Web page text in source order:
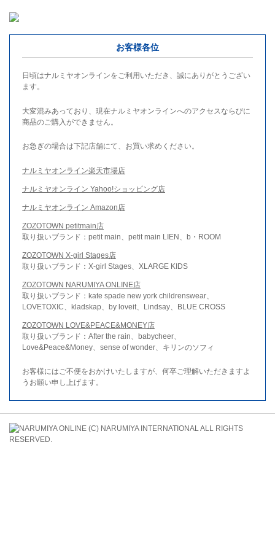
お客様各位
日頃はナルミヤオンラインをご利用いただき、誠にありがとうござい
ます。
大変混みあっており、現在ナルミヤオンラインへのアクセスならびに
商品のご購入ができません。
お急ぎの場合は下記店舗にて、お買い求めください。
ナルミヤオンライン楽天市場店
ナルミヤオンライン Yahoo!ショッピング店
ナルミヤオンライン Amazon店
ZOZOTOWN petitmain店
取り扱いブランド：petit main、petit main LIEN、b・ROOM
ZOZOTOWN X-girl Stages店
取り扱いブランド：X-girl Stages、XLARGE KIDS
ZOZOTOWN NARUMIYA ONLINE店
取り扱いブランド：kate spade new york childrenswear、
LOVETOXIC、kladskap、by loveit、Lindsay、BLUE CROSS
ZOZOTOWN LOVE&PEACE&MONEY店
取り扱いブランド：After the rain、babycheer、
Love&Peace&Money、sense of wonder、キリンのソフィ
お客様にはご不便をおかけいたしますが、何卒ご理解いただきますよ
うお願い申し上げます。